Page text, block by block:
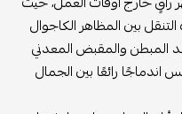
بين المظاهر الكاجوال
المبطن والمقبض المعدني
رائعًا بين الجمال